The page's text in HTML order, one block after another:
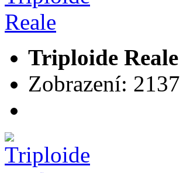
Triploide Reale
Zobrazení: 2137